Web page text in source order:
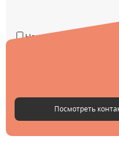
Не указан
Посмотреть